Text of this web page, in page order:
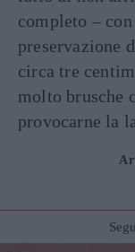
completo –
preservazione
circa tre
molto brusche
provocarne la